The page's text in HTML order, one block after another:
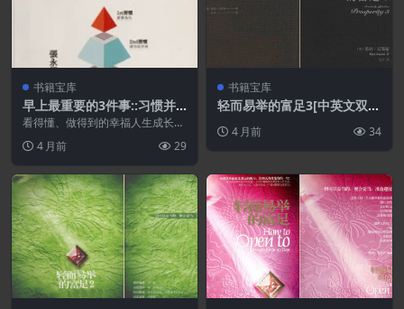
书籍宝库
早上最重要的3件事::习惯并
且去做,.30天改变人生的行动
魔法.PDF
看得懂、做得到的幸福人生成长
上跟着做，教你人生养...
4 月前 29
书籍宝库
轻而易举的富足3[中英文双语
4 月前 34